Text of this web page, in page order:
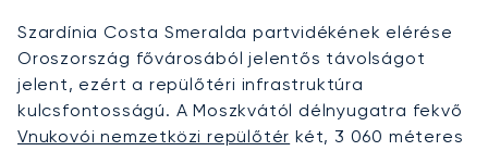
Szardínia Costa Smeralda partvidékének elérése
Oroszország fővárosából jelentős távolságot
jelent, ezért a repülőtéri infrastruktúra
kulcsfontosságú. A Moszkvától délnyugatra fekvő
Vnukovói nemzetközi repülőtér két, 3 060 méteres